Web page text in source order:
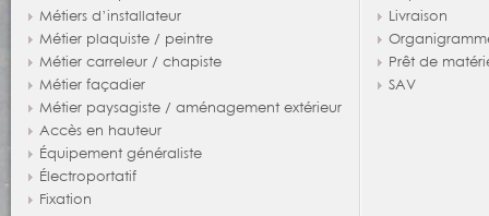
Métiers d’installateur
Métier plaquiste / peintre
Métier carreleur / chapiste
Métier façadier
Métier paysagiste / aménagement extérieur
Accès en hauteur
Équipement généraliste
Électroportatif
Fixation
Livraison
Prêt de
SAV